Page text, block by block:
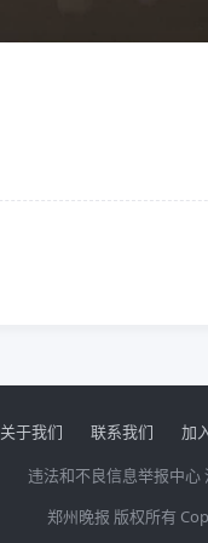
关于我们 联系我们 加
违法和不良信息举报中心
郑州晚报 版权所有